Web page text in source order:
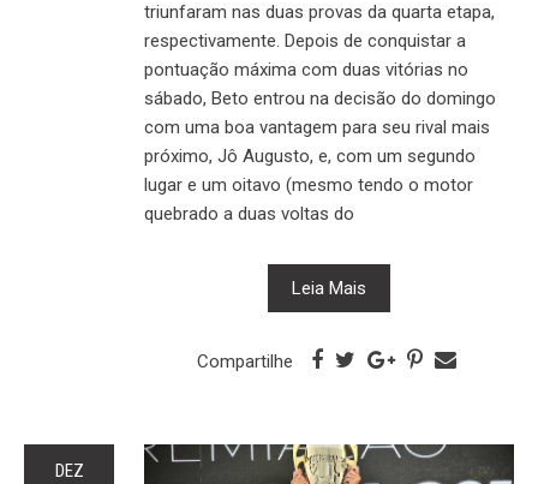
triunfaram nas duas provas da quarta etapa,
respectivamente. Depois de conquistar a
pontuação máxima com duas vitórias no
sábado, Beto entrou na decisão do domingo
com uma boa vantagem para seu rival mais
próximo, Jô Augusto, e, com um segundo
lugar e um oitavo (mesmo tendo o motor
quebrado a duas voltas do
Leia Mais
Compartilhe
DEZ